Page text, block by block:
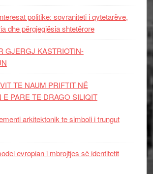
politike: sovraniteti i qytetarëve,
dhe përgjegjësia shtetërore
GJERGJ KASTRIOTIN-
TE NAUM PRIFTIT NË
E PARE TE DRAGO SILIQIT
arkitektonik te simboli i trungut
evropian i mbrojtjes së identitetit